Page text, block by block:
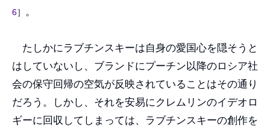
6］ 。
たしかにラブチンスキーは自身の愛国心を隠そうと
はしていないし、ブランドにプーチン以降のロシア社
会の保守回帰の空気が反映されていることはその通り
だろう。しかし、それを安易にクレムリンのイデオロ
ギーに回収してしまっては、ラブチンスキーの創作を